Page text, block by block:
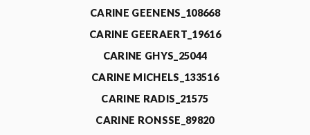
CARINE GEENENS_108668
CARINE GEERAERT_19616
CARINE GHYS_25044
CARINE MICHELS_133516
CARINE RADIS_21575
CARINE RONSSE_89820